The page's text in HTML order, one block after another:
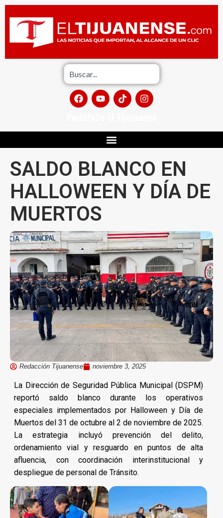
SALDO BLANCO EN
HALLOWEEN Y DÍA DE
MUERTOS
Redacción Tijuanense noviembre 3, 2025
La Dirección de Seguridad Pública Municipal (DSPM)
reportó saldo blanco durante los operativos
especiales implementados por Halloween y Día de
Muertos del 31 de octubre al 2 de noviembre de 2025.
La estrategia incluyó prevención del delito,
ordenamiento vial y resguardo en puntos de alta
afluencia, con coordinación interinstitucional y
despliegue de personal de Tránsito.